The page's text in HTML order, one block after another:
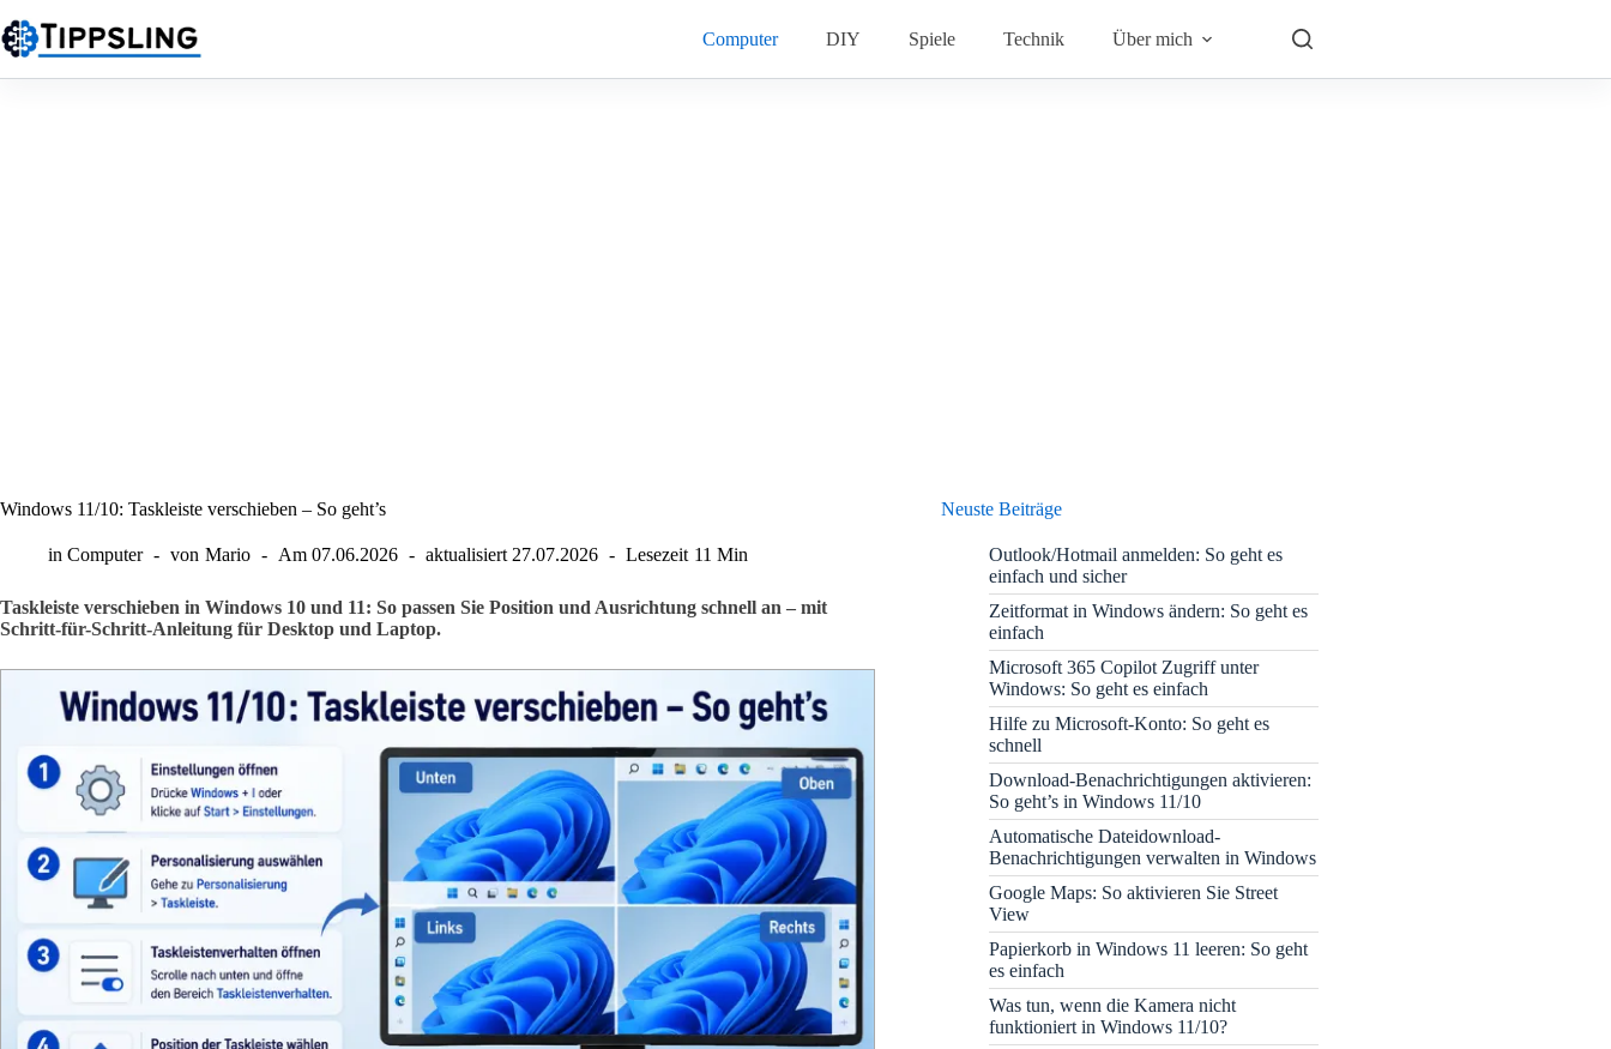
Inhalt
springen
Computer DIY Spiele Technik Über mich
Windows 11/10: Taskleiste verschieben – So geht’s
in Computer von Mario Am 07.06.2026 aktualisiert 27.07.2026 Lesezeit 11 Min
Taskleiste verschieben in Windows 10 und 11: So passen Sie Position und Ausrichtung schnell an – mit
Schritt-für-Schritt-Anleitung für Desktop und Laptop.
Neuste Beiträge
Outlook/Hotmail anmelden: So geht es
einfach und sicher
Zeitformat in Windows ändern: So geht es
einfach
Microsoft 365 Copilot Zugriff unter
Windows: So geht es einfach
Hilfe zu Microsoft-Konto: So geht es
schnell
Download-Benachrichtigungen aktivieren:
So geht’s in Windows 11/10
Automatische Dateidownload-
Benachrichtigungen verwalten in Windows
Google Maps: So aktivieren Sie Street
View
Papierkorb in Windows 11 leeren: So geht
es einfach
Was tun, wenn die Kamera nicht
funktioniert in Windows 11/10?